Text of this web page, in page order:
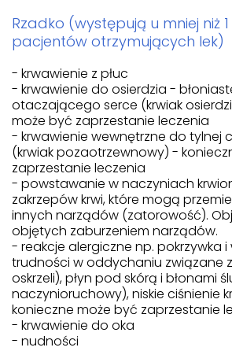
Rzadko (występują u mniej niż 1
pacjentów otrzymujących lek)
- krwawienie z płuc
- krwawienie do osierdzia -
otaczającego serce (krwiak
może być zaprzestanie leczenia
- krwawienie wewnętrzne do tylnej
(krwiak pozaotrzewnowy) -
zaprzestanie leczenia
- powstawanie w naczyniach
zakrzepów krwi, które mogą
innych narządów (zatorowość).
objętych zaburzeniem narządów.
- reakcje alergiczne np. pokrzywka i
trudności w oddychaniu związane
oskrzeli), płyn pod skórą i błonami
naczynioruchowy), niskie ciśnienie
konieczne może być zaprzestanie
- krwawienie do oka
- nudności